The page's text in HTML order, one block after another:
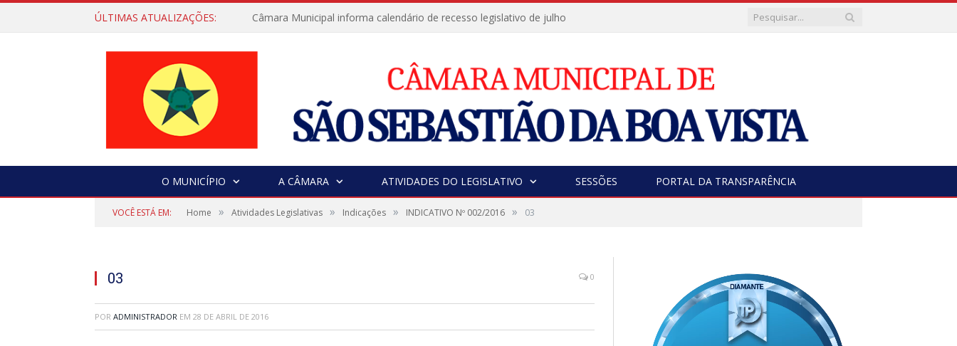
ÚLTIMAS ATUALIZAÇÕES: Câmara Municipal informa calendário de recesso legislativo de julho
O MUNICÍPIO A CÂMARA ATIVIDADES DO LEGISLATIVO SESSÕES PORTAL DA TRANSPARÊNCIA
VOCÊ ESTÁ EM: Home » Atividades Legislativas » Indicações » INDICATIVO Nº 002/2016 » 03
03 0
POR ADMINISTRADOR EM 28 DE ABRIL DE 2016